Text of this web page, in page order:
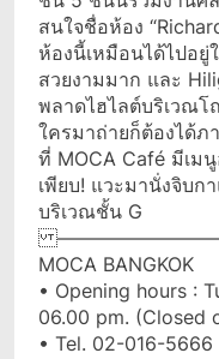
สนใจชื่อห้อง
ห้องนี้เหมือนได้ไปอยู่
สวยงามมาก และ
พลาดไฮไลต์บริเวณ
ใครมาถ่ายก็ต้องได้
ที่ MOCA Café มีเม
เพียบ! แวะมานั่งจิบก
บริเวณชั้น G
MOCA BANGKOK
• Opening hours :
06.00 pm. (Closed
• Tel. 02-016-5666